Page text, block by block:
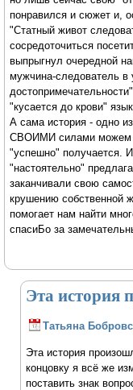
понравился и сюжет и,
"Статный живот
сосредоточиться
выпрыгнул очередной
мужчина-следователь в
"кусается до крови" язык
А сама история - одно
СВОИМИ силами можем
"успешно" получается.
"настоятельно"
заканчивали свою
крушению собственной
помогает нам найти
спасиБо за
Эта история
Татьяна
Эта история
концовку я всё же
поставить знак